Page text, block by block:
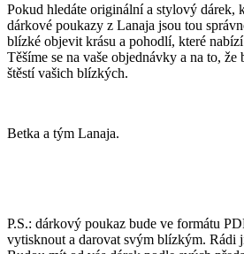
Pokud hledáte originální a stylový dárek,
dárkové poukazy z Lanaja jsou tou
blízké objevit krásu a pohodlí, které
Těšíme se na vaše objednávky a na to, že
štěstí vašich blízkých.
Betka a tým Lanaja.
P.S.: dárkový poukaz bude ve formátu
vytisknout a darovat svým blízkým. Rádi